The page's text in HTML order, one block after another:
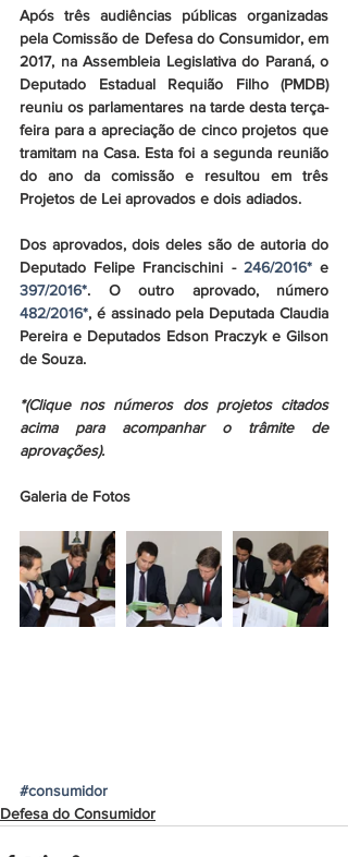
Após três audiências públicas organizadas
pela Comissão de Defesa do Consumidor, em
2017, na Assembleia Legislativa do Paraná, o
Deputado Estadual Requião Filho (PMDB)
reuniu os parlamentares na tarde desta terça-
feira para a apreciação de cinco projetos que
tramitam na Casa. Esta foi a segunda reunião
do ano da comissão e resultou em três
Projetos de Lei aprovados e dois adiados.
Dos aprovados, dois deles são de autoria do
Deputado Felipe Francischini - 246/2016*
397/2016*
482/2016*, é assinado pela Deputada Claudia
Pereira e Deputados Edson Praczyk e Gilson
de Souza.
*(Clique nos números dos projetos citados
acima para acompanhar o trâmite de
aprovações).
Galeria de Fotos
#consumidor
Defesa do Consumidor